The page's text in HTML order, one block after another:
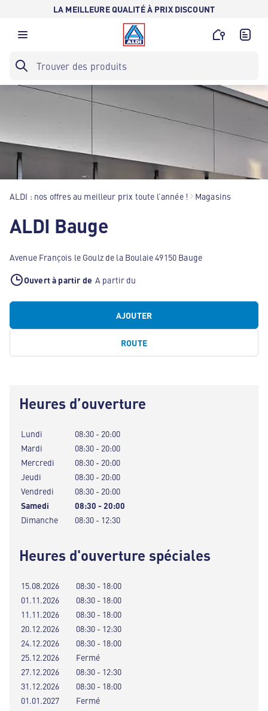
LA MEILLEURE QUALITÉ À PRIX DISCOUNT
ALDI : nos offres au meilleur prix toute l’année ! Magasins
ALDI Bauge
Avenue François le Goulz de la Boulaie 49150 Bauge
Ouvert à partir de A partir du
AJOUTER
ROUTE
Heures d’ouverture
Lundi
08:30 - 20:00
Mardi
08:30 - 20:00
Mercredi
08:30 - 20:00
Jeudi
08:30 - 20:00
Vendredi
08:30 - 20:00
Samedi
08:30 - 20:00
Dimanche
08:30 - 12:30
Heures d'ouverture spéciales
15.08.2026
08:30 - 18:00
01.11.2026
08:30 - 18:00
11.11.2026
08:30 - 18:00
20.12.2026
08:30 - 12:30
24.12.2026
08:30 - 18:00
25.12.2026
Fermé
27.12.2026
08:30 - 12:30
31.12.2026
08:30 - 18:00
01.01.2027
Fermé